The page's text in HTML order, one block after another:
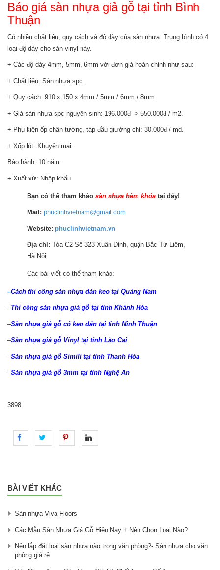
Báo giá sàn nhựa giả gỗ tại tỉnh Bình
Thuận
Có nhiều chất liệu, quy cách và độ dày của sàn nhựa. Trung bình có 4
loại độ dày cho sàn vinyl này.
+ Các độ dày 4mm, 5mm, 6mm với đơn giá hoàn chỉnh như sau:
+ Chất liệu: Sàn nhựa spc.
+ Quy cách: 910 x 150 x 4mm / 5mm / 6mm / 8mm
+ Giá sàn nhựa spc nguyên sinh: 196.000đ -> 550.000đ / m2.
+ Phụ kiện ốp chân tường, táp đầu giường chỉ: 30.000đ / md.
+ Xốp lót: Khuyến mại.
Bảo hành: 10 năm.
+ Xuất xứ: Nhập khẩu
Bạn có thể tham khảo sàn nhựa hèm khóa tại đây!
Mail: phuclinhvietnam@gmail.com
Website: phuclinhvietnam.vn
Địa chỉ: Tòa C2 Số 323 Xuân Đỉnh, quận Bắc Từ Liêm,
Hà Nội
Các bài viết có thể tham khảo:
–Cách thi công sàn nhựa dán keo tại Quảng Nam
–Thi công sàn nhựa giả gỗ tại tỉnh Khánh Hòa
–Sàn nhựa giả gỗ có keo dán tại tỉnh Ninh Thuận
–Sàn nhựa giả gỗ Vinyl tại tỉnh Lào Cai
–Sàn nhựa giả gỗ Simili tại tỉnh Thanh Hóa
–Sàn nhựa giả gỗ 3mm tại tỉnh Nghệ An
3898
BÀI VIẾT KHÁC
Sàn nhựa Viva Floors
Các Mẫu Sàn Nhựa Giả Gỗ Hiện Nay + Nên Chọn Loại Nào?
Nên lắp đặt loại sàn nhựa nào trong văn phòng?- Sàn nhựa cho văn
phòng giá rẻ